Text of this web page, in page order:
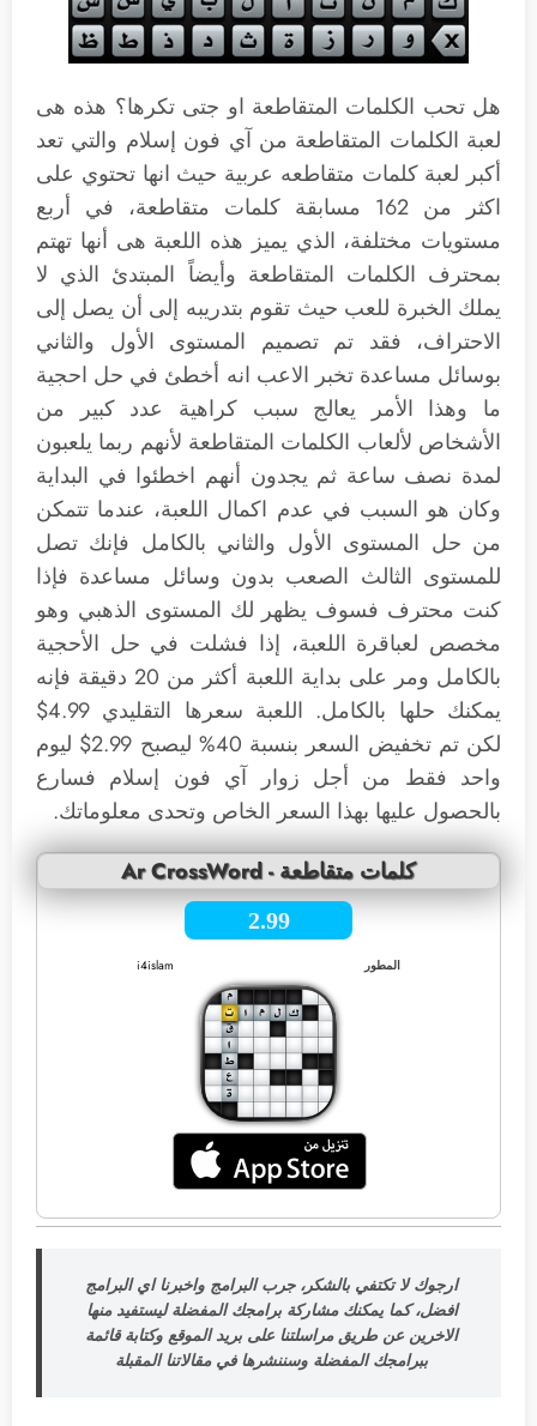
هل تحب الكلمات المتقاطعة او جتى تكرها؟ هذه هى
لعبة الكلمات المتقاطعة من آي فون إسلام والتي تعد
أكبر لعبة كلمات متقاطعه عربية حيث انها تحتوي على
اكثر من 162 مسابقة كلمات متقاطعة، في أربع
مستويات مختلفة، الذي يميز هذه اللعبة هى أنها تهتم
بمحترف الكلمات المتقاطعة وأيضاً المبتدئ الذي لا
يملك الخبرة للعب حيث تقوم بتدريبه إلى أن يصل إلى
الاحتراف، فقد تم تصميم المستوى الأول والثاني
بوسائل مساعدة تخبر الاعب انه أخطئ في حل احجية
ما وهذا الأمر يعالج سبب كراهية عدد كبير من
الأشخاص لألعاب الكلمات المتقاطعة لأنهم ربما يلعبون
لمدة نصف ساعة ثم يجدون أنهم اخطئوا في البداية
وكان هو السبب في عدم اكمال اللعبة، عندما تتمكن
من حل المستوى الأول والثاني بالكامل فإنك تصل
للمستوى الثالث الصعب بدون وسائل مساعدة فإذا
كنت محترف فسوف يظهر لك المستوى الذهبي وهو
مخصص لعباقرة اللعبة، إذا فشلت في حل الأحجية
بالكامل ومر على بداية اللعبة أكثر من 20 دقيقة فإنه
يمكنك حلها بالكامل. اللعبة سعرها التقليدي 4.99$
لكن تم تخفيض السعر بنسبة 40% ليصبح 2.99$ ليوم
واحد فقط من أجل زوار آي فون إسلام فسارع
بالحصول عليها بهذا السعر الخاص وتحدى معلوماتك.
Ar CrossWord - كلمات متقاطعة
2.99
المطور i4islam
ارجوك لا تكتفي بالشكر، جرب البرامج واخبرنا اي البرامج
افضل، كما يمكنك مشاركة برامجك المفضلة ليستفيد منها
الاخرين عن طريق مراسلتنا على بريد الموقع وكتابة قائمة
ببرامجك المفضلة وسننشرها في مقالاتنا المقبلة